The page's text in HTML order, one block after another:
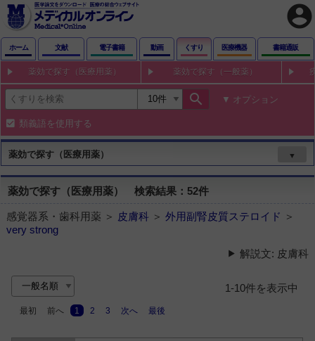
account_circle
ホーム 文献 電子書籍 動画 くすり 医療機器 書籍通販
薬効で探す（医療用薬） 薬効で探す（一般薬）
search オプション
類義語を使用する
薬効で探す（医療用薬） ▼
薬効で探す（医療用薬） 検索結果：52件
感覚器系・歯科用薬 ＞ 皮膚科 ＞ 外用副腎皮質ステロイド ＞
very strong
解説文: 皮膚科
1-10件を表示中
最初 前へ 1 2 3 次へ 最後